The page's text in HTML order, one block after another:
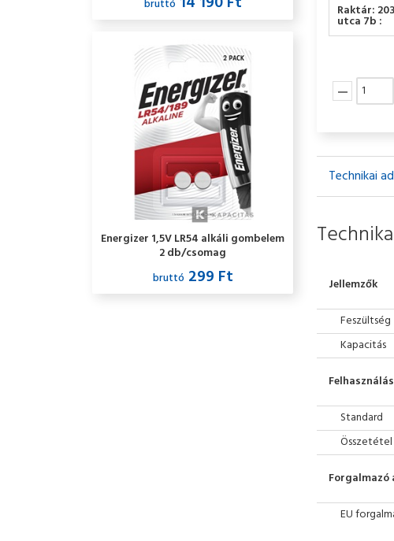
akkubox
bruttó
Energizer 1,5V LR54 alkáli gombelem
2 db/csomag
bruttó 299 Ft
Raktár:
utca 7b :
Technikai
Jellemzők
Feszültség
Kapacitás
Standard
Összetétel
EU